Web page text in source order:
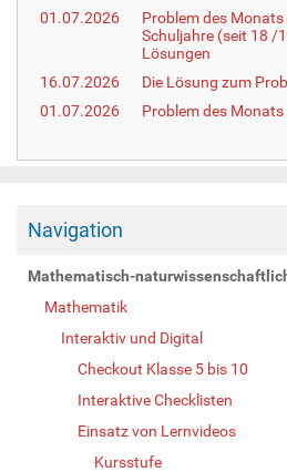
01.07.2026
Problem des
Schuljahre (seit 18 /
Lösungen
16.07.2026
Die Lösung zum
01.07.2026
Problem des
Navigation
Mathematisch-
Mathematik
Interaktiv und Digital
Checkout Klasse 5 bis 10
Interaktive Checklisten
Einsatz von Lernvideos
Kursstufe